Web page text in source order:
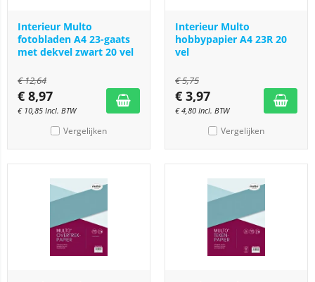
Interieur Multo
fotobladen A4 23-gaats
met dekvel zwart 20 vel
€12,64
€ 8,97
€ 10,85 Incl. BTW
Vergelijken
Interieur Multo
hobbypapier A4 23R 20
vel
€5,75
€ 3,97
€4,80 Incl. BTW
Vergelijken